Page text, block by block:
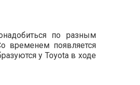
по разным
временем появляется
у Toyota в ходе